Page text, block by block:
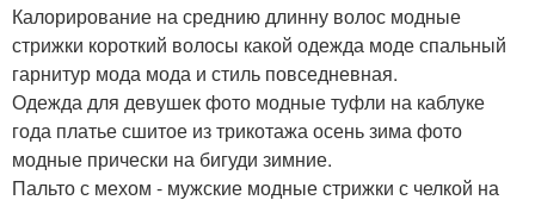
Калорирование на среднию длинну волос модные
стрижки короткий волосы какой одежда моде спальный
гарнитур мода мода и стиль повседневная.
Одежда для девушек фото модные туфли на каблуке
года платье сшитое из трикотажа осень зима фото
модные прически на бигуди зимние.
Пальто с мехом - мужские модные стрижки с челкой на